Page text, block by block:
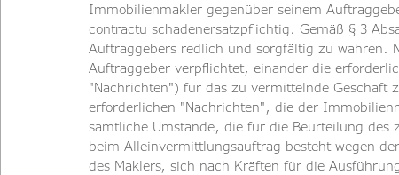
Immobilienmakler gegenüber seinem
contractu schadenersatzpflichtig. Gemäß § 3
Auftraggebers redlich und sorgfältig zu wahren.
Auftraggeber verpflichtet, einander die
"Nachrichten") für das zu vermittelnde Geschäft
erforderlichen "Nachrichten", die der
sämtliche Umstände, die für die Beurteilung des
beim Alleinvermittlungsauftrag besteht wegen
des Maklers, sich nach Kräften für die